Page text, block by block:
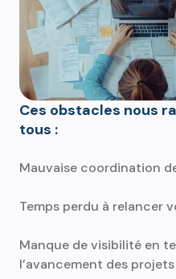
Ces obstacles nous
tous :
Mauvaise coordination
Temps perdu à relancer
Manque de visibilité en
l’avancement des